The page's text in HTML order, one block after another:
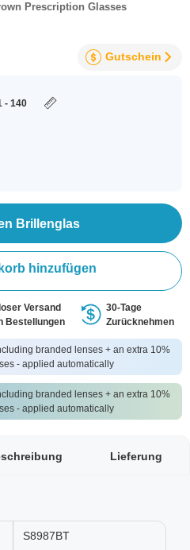
Prescription Glasses
Gutschein
- 140
Brillenglas
hinzufügen
Versand
Bestellungen
30-Tage
Zurücknehmen
branded lenses + an extra 10%
- applied automatically
branded lenses + an extra 10%
- applied automatically
Lieferung
S8987BT